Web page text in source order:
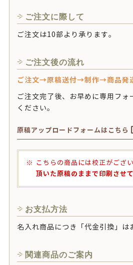
ご注文に際して
ご注文は10部より承ります。
ご注文後の流れ
ご注文→原稿送付→制作→商品発
ご注文完了後、お早めに専用フォ
ください。
原稿アップロードフォームはこちら
こちらの商品には校正がござい
頂いた原稿のままで印刷させて
お支払方法
名入れ商品につき「代金引換」は
関連商品のご案内